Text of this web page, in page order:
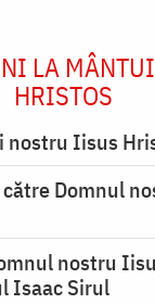
LA
HRISTOS
nostru Iisus
Domnul
nostru
Isaac Sirul